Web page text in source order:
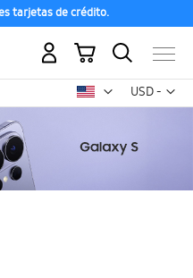
tarjetas de crédito.
USD -
dólar
Mi carrito